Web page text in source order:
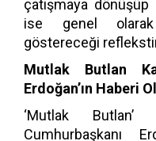
çatışmaya
ise genel
göstereceği
Mutlak Butlan
Erdoğan’ın Haberi
‘Mutlak Butlan’
Cumhurbaşkanı